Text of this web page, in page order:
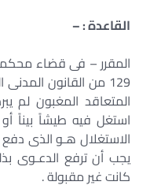
القاعدة : –
المقرر – فى قضاء
129 من القانون
المتعاقد المغبون لم
استغل فيه طيشاً بيناً
الاستغلال هـو الذى دفع
يجب أن ترفع الدعـوى
كانت غير مقبولة .